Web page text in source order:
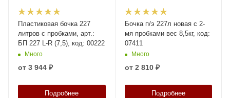
Пластиковая бочка 227
литров с пробками, арт.:
БП 227 L-R (7,5), код: 00222
Много
от 3 944 ₽
Подробнее
Бочка п/э 227л новая с 2-
мя пробками вес 8,5кг, код:
07411
Много
от 2 810 ₽
Подробнее